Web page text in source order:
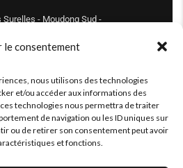
le consentement
nous utilisons des technologies
et/ou accéder aux informations des
technologies nous permettra de traiter
de navigation ou les ID uniques sur
ou de retirer son consentement peut avoir
et fonctions.
Surelles - Moudong Sud -